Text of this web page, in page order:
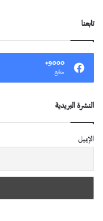
تابعنا
9000+
متابع
النشرة البريدية
الإيميل